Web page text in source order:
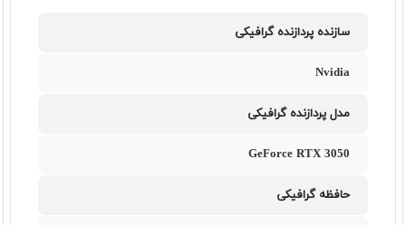
سازنده پردازنده گرافیکی
Nvidia
مدل پردازنده گرافیکی
GeForce RTX 3050
حافظه گرافیکی